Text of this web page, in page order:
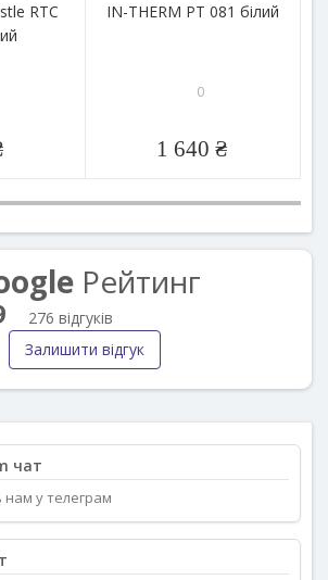
RTC
IN-THERM PT 081 білий
0
1 640 ₴
Рейтинг
276 відгуків
Залишити відгук
чат
нам у телеграм